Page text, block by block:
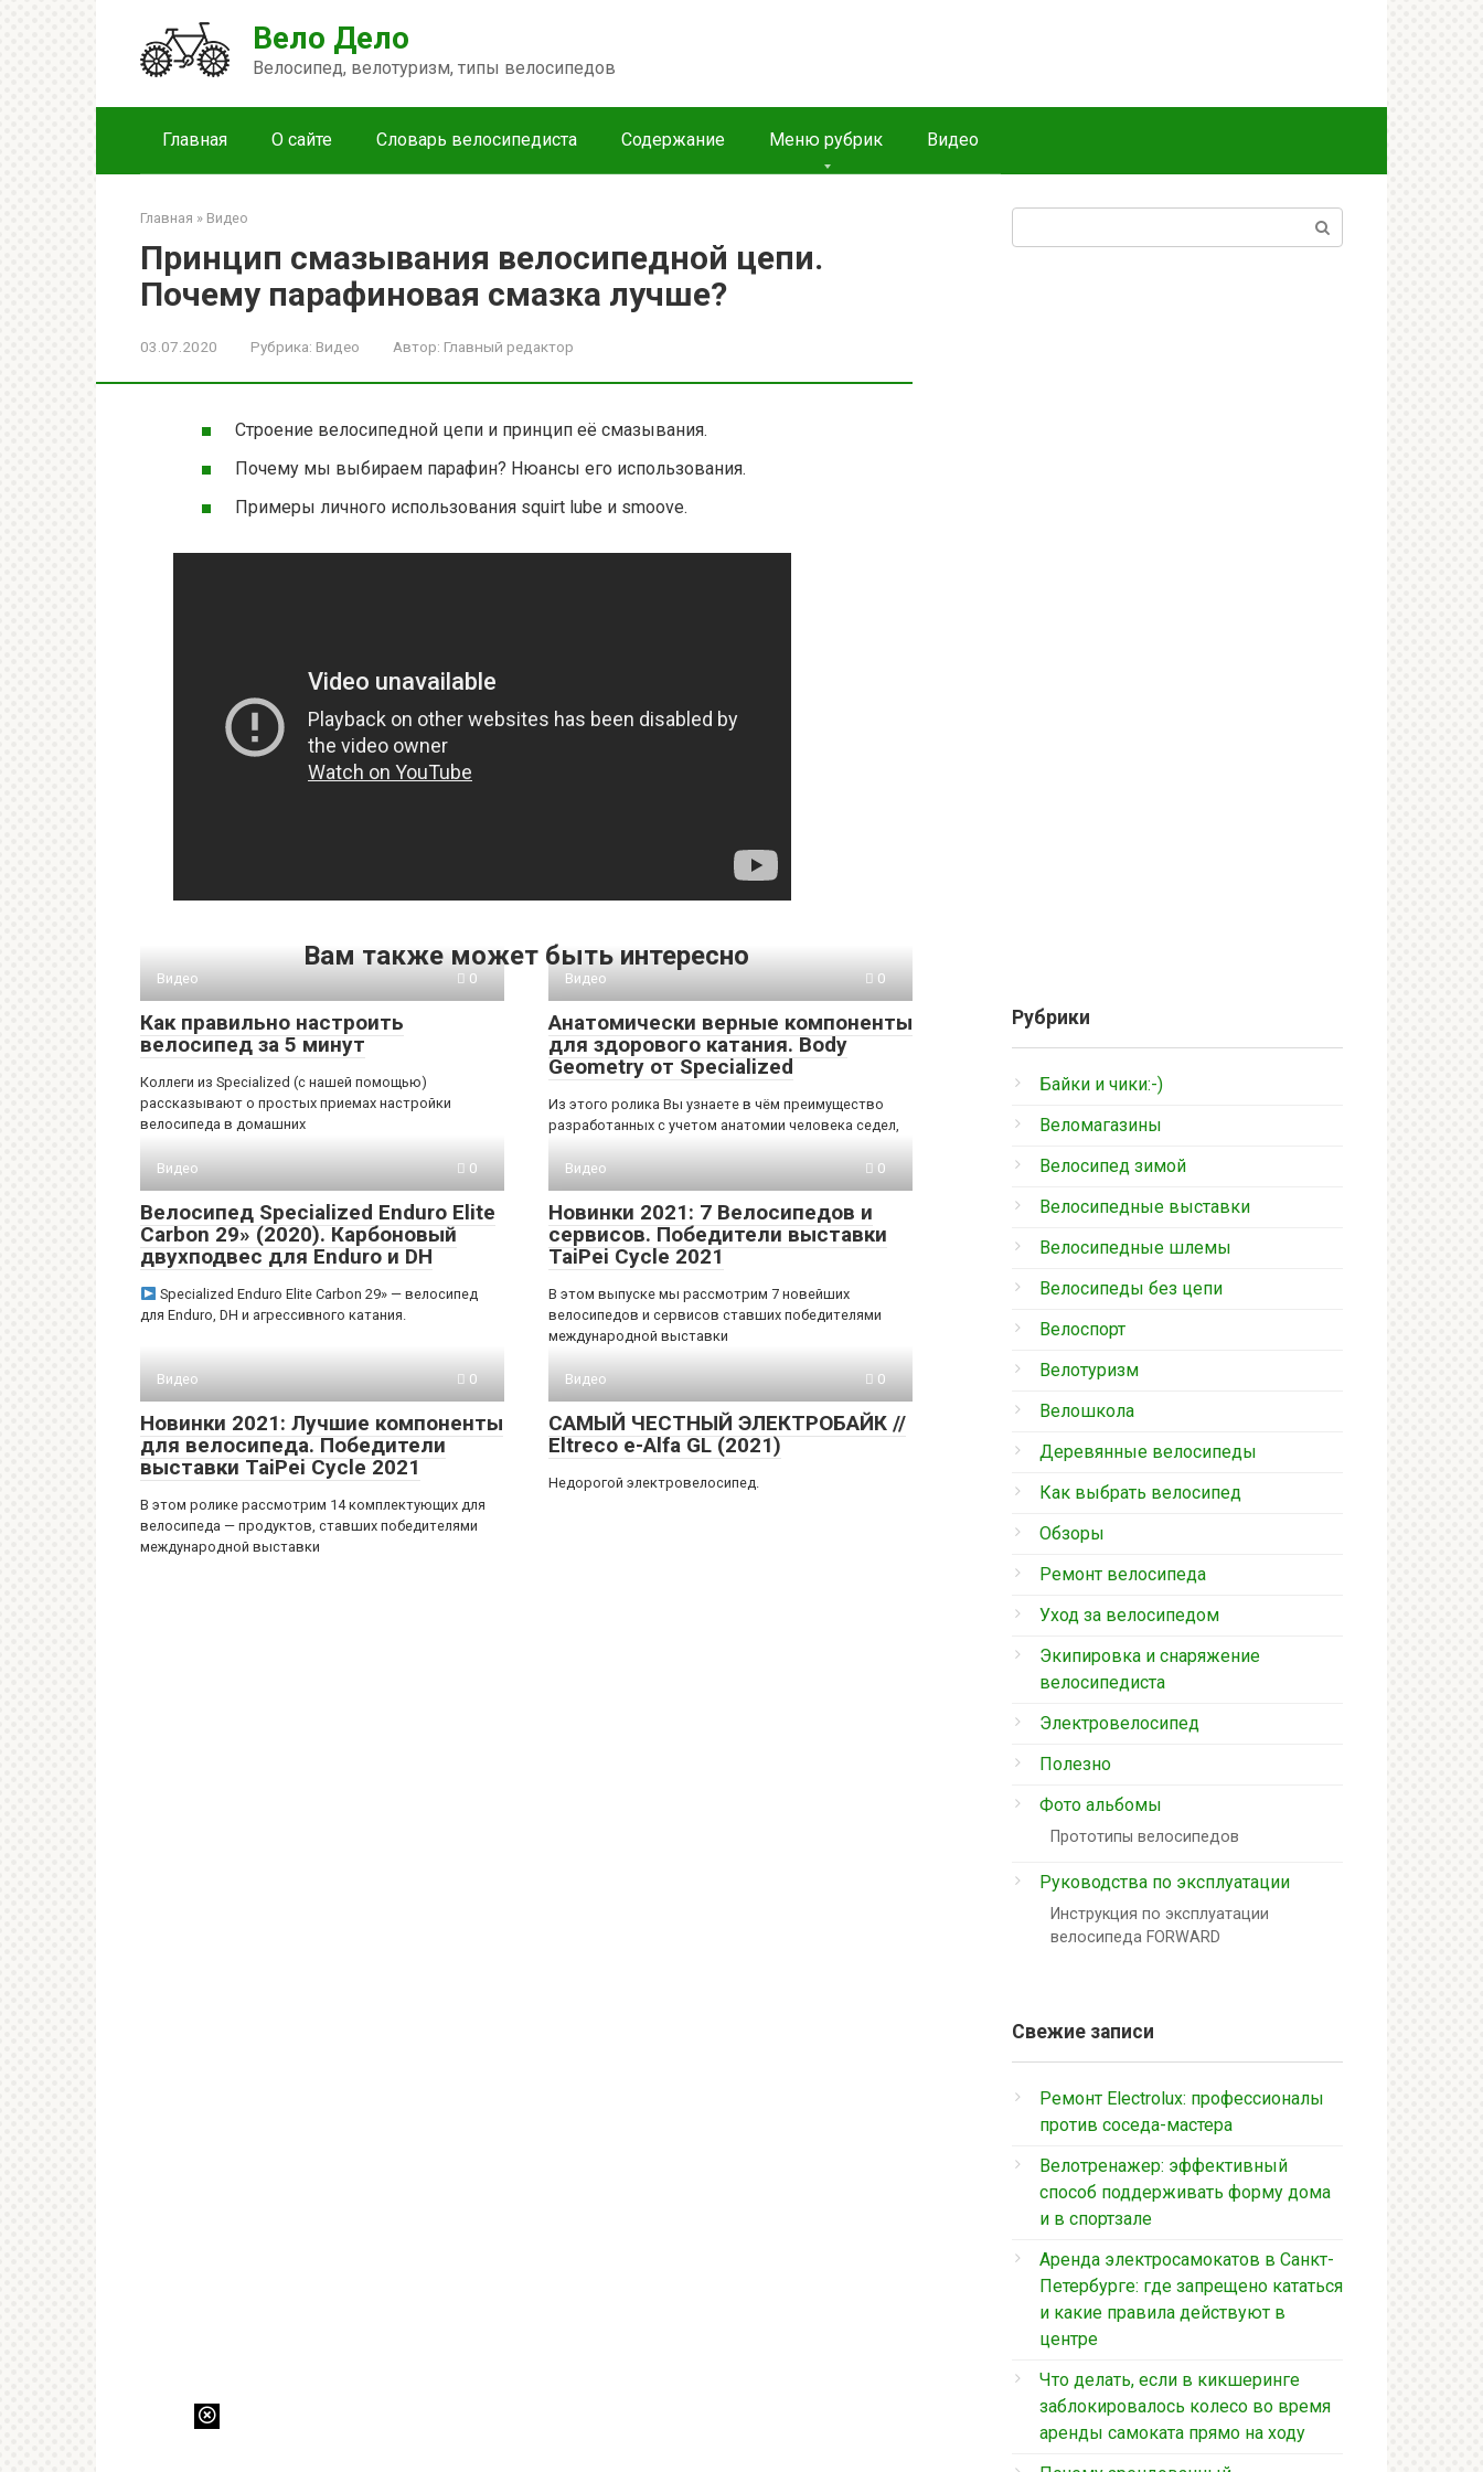
Вело Дело
Велосипед, велотуризм, типы велосипедов
Главная О сайте Словарь велосипедиста Содержание Меню рубрик Видео
Главная » Видео
Принцип смазывания велосипедной цепи.
Почему парафиновая смазка лучше?
03.07.2020 Рубрика: Видео Автор: Главный редактор
Строение велосипедной цепи и принцип её смазывания.
Почему мы выбираем парафин? Нюансы его использования.
Примеры личного использования squirt lube и smoove.
Вам также может быть интересно
Видео 0
Как правильно настроить
велосипед за 5 минут
Коллеги из Specialized (с нашей помощью)
рассказывают о простых приемах настройки
велосипеда в домашних
Видео 0
Анатомически верные компоненты
для здорового катания. Body
Geometry от Specialized
Из этого ролика Вы узнаете в чём преимущество
разработанных с учетом анатомии человека седел,
Видео 0
Велосипед Specialized Enduro Elite
Carbon 29» (2020). Карбоновый
двухподвес для Enduro и DH
Specialized Enduro Elite Carbon 29» — велосипед
для Enduro, DH и агрессивного катания.
Видео 0
Новинки 2021: 7 Велосипедов и
сервисов. Победители выставки
TaiPei Cycle 2021
В этом выпуске мы рассмотрим 7 новейших
велосипедов и сервисов ставших победителями
международной выставки
Видео 0
Новинки 2021: Лучшие компоненты
для велосипеда. Победители
выставки TaiPei Cycle 2021
В этом ролике рассмотрим 14 комплектующих для
велосипеда — продуктов, ставших победителями
международной выставки
Видео 0
САМЫЙ ЧЕСТНЫЙ ЭЛЕКТРОБАЙК //
Eltreco e-Alfa GL (2021)
Недорогой электровелосипед.
Рубрики
Байки и чики:-)
Веломагазины
Велосипед зимой
Велосипедные выставки
Велосипедные шлемы
Велосипеды без цепи
Велоспорт
Велотуризм
Велошкола
Деревянные велосипеды
Как выбрать велосипед
Обзоры
Ремонт велосипеда
Уход за велосипедом
Экипировка и снаряжение
велосипедиста
Электровелосипед
Полезно
Фото альбомы
Прототипы велосипедов
Руководства по эксплуатации
Инструкция по эксплуатации
велосипеда FORWARD
Свежие записи
Ремонт Electrolux: профессионалы
против соседа-мастера
Велотренажер: эффективный
способ поддерживать форму дома
и в спортзале
Аренда электросамокатов в Санкт-
Петербурге: где запрещено кататься
и какие правила действуют в
центре
Что делать, если в кикшеринге
заблокировалось колесо во время
аренды самоката прямо на ходу